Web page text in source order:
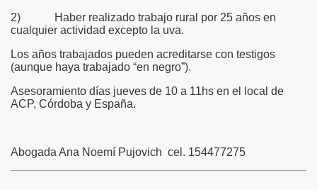
2) Haber realizado trabajo rural por 25 años en
cualquier actividad excepto la uva.
Los años trabajados pueden acreditarse con testigos
(aunque haya trabajado “en negro”).
Asesoramiento días jueves de 10 a 11hs en el local de
ACP, Córdoba y España.
Abogada Ana Noemí Pujovich cel. 154477275